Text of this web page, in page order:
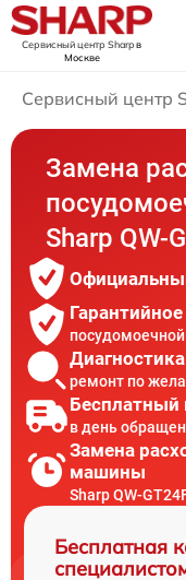
Сервисный центр Sharpв
Москве
Сервисный центр
Замена
Sharp QW-
ремонт по
Бесплатный
в день
Замена
машины
Sharp QW-
Бесплатная